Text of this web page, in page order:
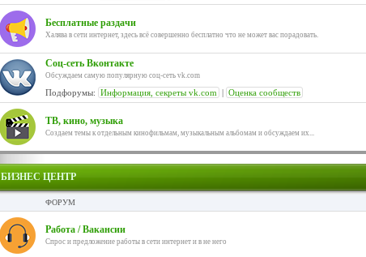
Бесплатные раздачи
Халява в сети интернет, здесь всё совершенно бесплатно что не может вас порадовать.
Соц-сеть Вконтакте
Обсуждаем самую популярную соц-сеть vk.com
Подфорумы: Информация, секреты vk.com | Оценка сообществ
ТВ, кино, музыка
Создаем темы к отдельным кинофильмам, музыкальным альбомам и обсуждаем их...
БИЗНЕС ЦЕНТР
ФОРУМ
Работа / Вакансии
Спрос и предложение работы в сети интернет и в не него